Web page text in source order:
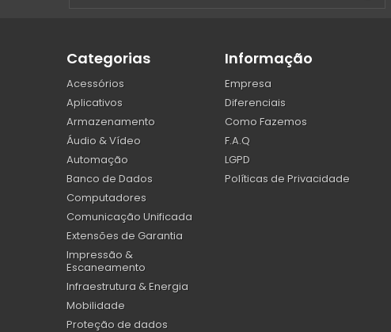
Categorias
Acessórios
Aplicativos
Armazenamento
Áudio & Vídeo
Automação
Banco de Dados
Computadores
Comunicação Unificada
Extensões de Garantia
Impressão &
Escaneamento
Infraestrutura & Energia
Mobilidade
Proteção de dados
Informação
Empresa
Diferenciais
Como Fazemos
F.A.Q
LGPD
Políticas de Privacidade